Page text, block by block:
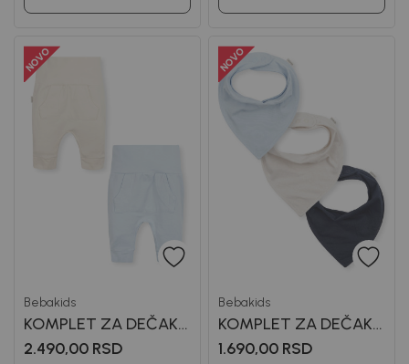
Bebakids
KOMPLET ZA DEČAKE
MIJAT
2.490,00 RSD
Bebakids
KOMPLET ZA DEČAKE
MIKI
1.690,00 RSD